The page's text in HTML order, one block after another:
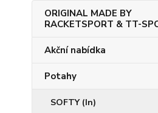
ORIGINAL MADE BY
RACKETSPORT & TT-
Akční nabídka
Potahy
SOFTY (In)